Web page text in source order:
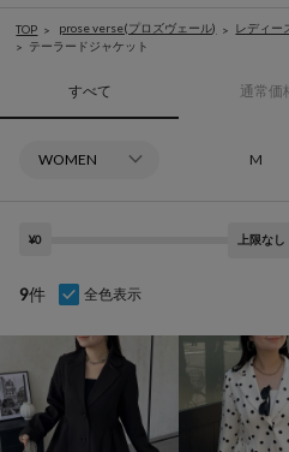
TOP prose verse(プロズヴェール) レディー
テーラードジャケット
すべて 通常価
M
¥0 上限なし
9件 全色表示